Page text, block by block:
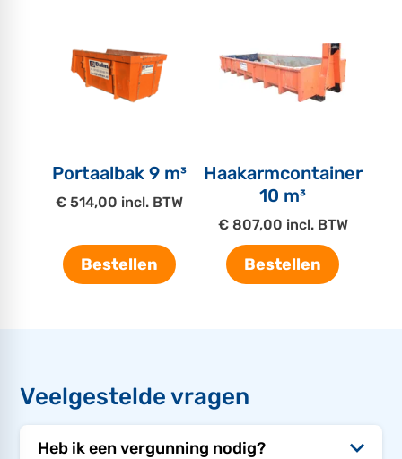
Portaalbak 9 m³
€ 514,00 incl. BTW
Bestellen
Haakarmcontainer
10 m³
€ 807,00 incl. BTW
Bestellen
Veelgestelde vragen
Heb ik een vergunning nodig?